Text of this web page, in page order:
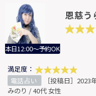
本日12:00～予約OK
恩慈う
満足度：
電話占い
［投稿日］2023
みのり / 40代 女性